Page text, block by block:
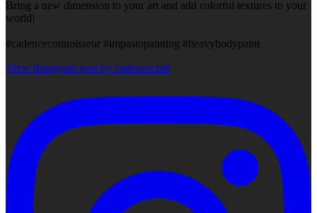
Bring a new dimension to your art and add colorful textures to your
world!
#cadenceconnoisseur #impastopainting #heavybodypaint
View Instagram post by cadencecraft